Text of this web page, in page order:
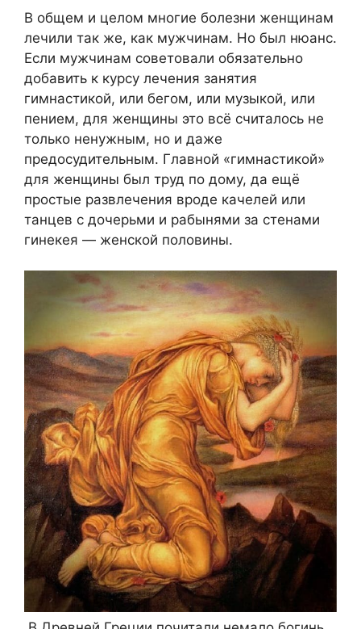
В общем и целом многие болезни женщинам
лечили так же, как мужчинам. Но был нюанс.
Если мужчинам советовали обязательно
добавить к курсу лечения занятия
гимнастикой, или бегом, или музыкой, или
пением, для женщины это всё считалось не
только ненужным, но и даже
предосудительным. Главной «гимнастикой»
для женщины был труд по дому, да ещё
простые развлечения вроде качелей или
танцев с дочерьми и рабынями за стенами
гинекея — женской половины.